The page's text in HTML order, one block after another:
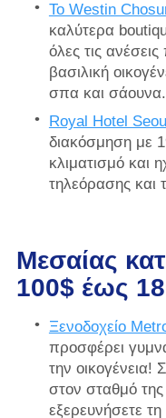
Το Westin
καλύτερα
όλες τις
βασιλική
σπα και σάουνα.
Royal Hotel Seoul
διακόσμηση με
κλιματισμό και
τηλεόρασης και
Μεσαίας
100$ έως
Ξενοδοχείο
προσφέρει
την οικογένεια!
στον σταθμό της
εξερευνήσετε